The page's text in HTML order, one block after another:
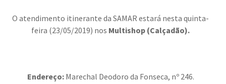
O atendimento itinerante da SAMAR estará nesta quinta-
feira (23/05/2019) nos Multishop (Calçadão).
Endereço: Marechal Deodoro da Fonseca, nº 246.